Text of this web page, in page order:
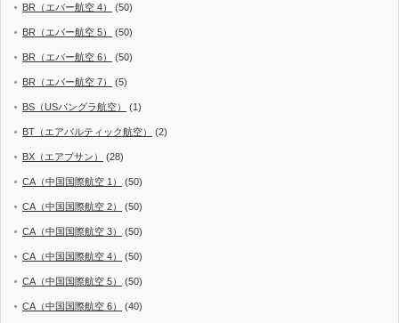
BR（エバー航空 4） (50)
BR（エバー航空 5） (50)
BR（エバー航空 6） (50)
BR（エバー航空 7） (5)
BS（USバングラ航空） (1)
BT（エアバルティック航空） (2)
BX（エアプサン） (28)
CA（中国国際航空 1） (50)
CA（中国国際航空 2） (50)
CA（中国国際航空 3） (50)
CA（中国国際航空 4） (50)
CA（中国国際航空 5） (50)
CA（中国国際航空 6） (40)